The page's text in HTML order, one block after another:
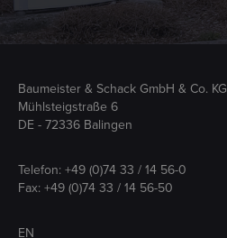
Baumeister & Schack GmbH & Co. KG
Mühlsteigstraße 6
DE - 72336 Balingen
Telefon: +49 (0)74 33 / 14 56-0
Fax: +49 (0)74 33 / 14 56-50
EN